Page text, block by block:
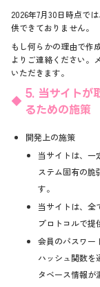
2026年7月30日時点で
供できておりません。
もし何らかの理由で作
よりご連絡ください。
いただきます。
5. 当サイトが
るための施策
開発上の施策
当サイトは、一
ステム固有の脆
す。
当サイトは、全
プロトコルで提
会員のパスワー
ハッシュ関数を
タベース情報が